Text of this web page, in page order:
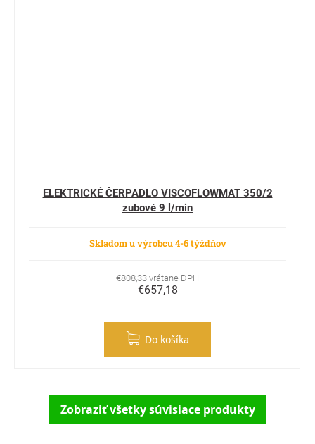
ELEKTRICKÉ ČERPADLO VISCOFLOWMAT 350/2
zubové 9 l/min
Skladom u výrobcu 4-6 týždňov
€808,33 vrátane DPH
€657,18
Do košíka
Zobraziť všetky súvisiace produkty